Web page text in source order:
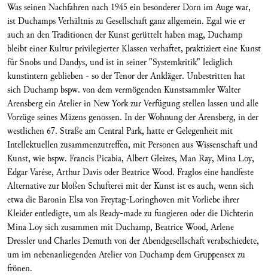
Was seinen Nachfahren nach 1945 ein besonderer Dorn im Auge war,
ist Duchamps Verhältnis zu Gesellschaft ganz allgemein. Egal wie er
auch an den Traditionen der Kunst gerüttelt haben mag, Duchamp
bleibt einer Kultur privilegierter Klassen verhaftet, praktiziert eine Kunst
für Snobs und Dandys, und ist in seiner "Systemkritik" lediglich
kunstintern geblieben - so der Tenor der Ankläger. Unbestritten hat
sich Duchamp bspw. von dem vermögenden Kunstsammler Walter
Arensberg ein Atelier in New York zur Verfügung stellen lassen und alle
Vorzüge seines Mäzens genossen. In der Wohnung der Arensberg, in der
westlichen 67. Straße am Central Park, hatte er Gelegenheit mit
Intellektuellen zusammenzutreffen, mit Personen aus Wissenschaft und
Kunst, wie bspw. Francis Picabia, Albert Gleizes, Man Ray, Mina Loy,
Edgar Varése, Arthur Davis oder Beatrice Wood. Fraglos eine handfeste
Alternative zur bloßen Schufterei mit der Kunst ist es auch, wenn sich
etwa die Baronin Elsa von Freytag-Loringhoven mit Vorliebe ihrer
Kleider entledigte, um als Ready-made zu fungieren oder die Dichterin
Mina Loy sich zusammen mit Duchamp, Beatrice Wood, Arlene
Dressler und Charles Demuth von der Abendgesellschaft verabschiedete,
um im nebenanliegenden Atelier von Duchamp dem Gruppensex zu
frönen.